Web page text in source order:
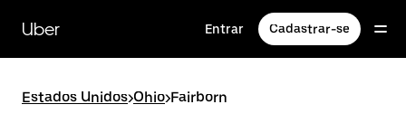
para
conteúdo
Uber Entrar Cadastrar-se
Estados Unidos>Ohio>Fairborn